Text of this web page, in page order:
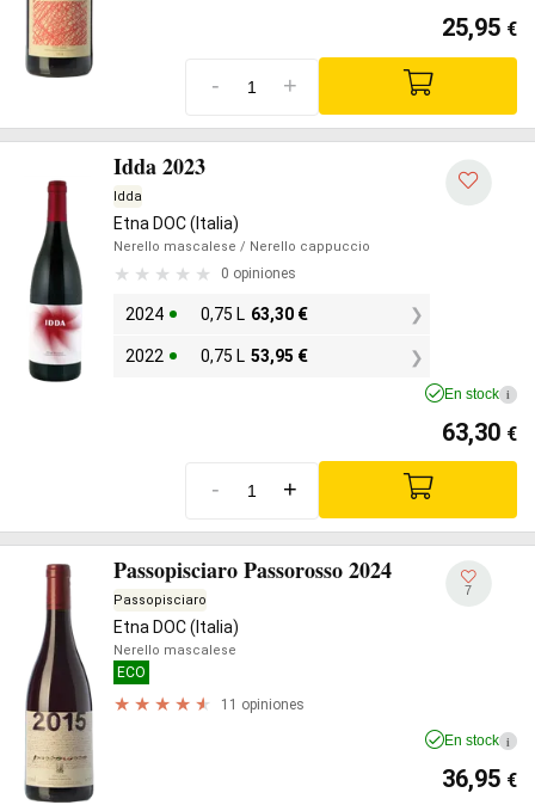
25,95 €
- +
Idda 2023
Idda
Etna DOC (Italia)
Nerello mascalese / Nerello cappuccio
0 opiniones
2024 0,75 L 63,30 €
2022 0,75 L 53,95 €
En stock i
63,30 €
- +
Passopisciaro Passorosso 2024
Passopisciaro
Etna DOC (Italia)
Nerello mascalese
ECO
11 opiniones
7
En stock i
36,95 €